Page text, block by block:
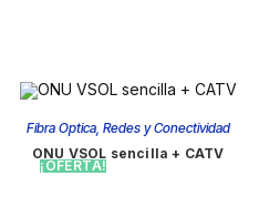
¡OFERTA!
Fibra Optica, Redes y Conectividad
ONU VSOL sencilla + CATV